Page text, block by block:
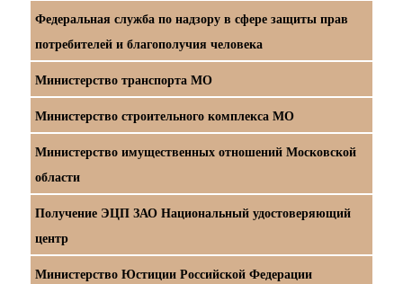
Федеральная служба по надзору в сфере защиты прав
потребителей и благополучия человека
Министерство транспорта МО
Министерство строительного комплекса МО
Министерство имущественных отношений Московской
области
Получение ЭЦП ЗАО Национальный удостоверяющий
центр
Министерство Юстиции Российской Федерации